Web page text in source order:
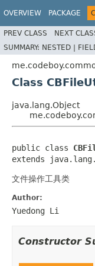
OVERVIEW PACKAGE
PREV CLASS NEXT
SUMMARY: NESTED |
Class
java.lang.Object
public class
extends
文件操作工具类
Author:
Yuedong Li
Constructor